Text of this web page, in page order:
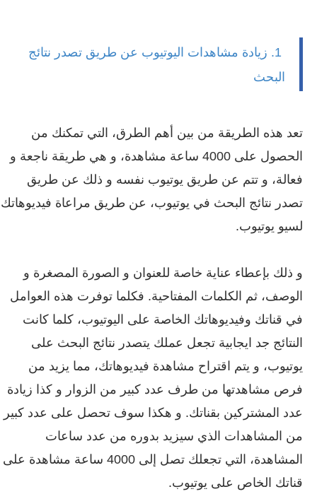
1. زيادة مشاهدات اليوتيوب عن طريق تصدر نتائج
البحث
تعد هذه الطريقة من بين أهم الطرق، التي تمكنك من
الحصول على 4000 ساعة مشاهدة، و هي طريقة ناجعة و
فعالة، و تتم عن طريق يوتيوب نفسه و ذلك عن طريق
تصدر نتائج البحث في يوتيوب، عن طريق مراعاة فيديوهاتك
لسيو يوتيوب.
و ذلك بإعطاء عناية خاصة للعنوان و الصورة المصغرة و
الوصف، ثم الكلمات المفتاحية. فكلما توفرت هذه العوامل
في قناتك وفيديوهاتك الخاصة على اليوتيوب، كلما كانت
النتائج جد ايجابية تجعل عملك يتصدر نتائج البحث على
يوتيوب، و يتم اقتراح مشاهدة فيديوهاتك، مما يزيد من
فرص مشاهدتها من طرف عدد كبير من الزوار و كذا زيادة
عدد المشتركين بقناتك. و هكذا سوف تحصل على عدد كبير
من المشاهدات الذي سيزيد بدوره من عدد ساعات
المشاهدة، التي تجعلك تصل إلى 4000 ساعة مشاهدة على
قناتك الخاص على يوتيوب.